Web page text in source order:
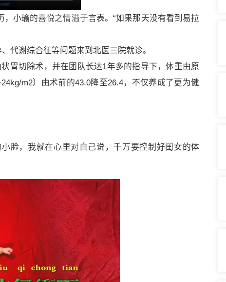
小瑜的喜悦之情溢于言表。“如果那天没有看到易拉
代谢综合征等问题来到北医三院就诊。
胃切除术，并在团队长达1年多的指导下，体重由原
m2）由术前的43.0降至26.4，不仅养成了更为健
脸，我就在心里对自己说，千万要控制好闺女的体